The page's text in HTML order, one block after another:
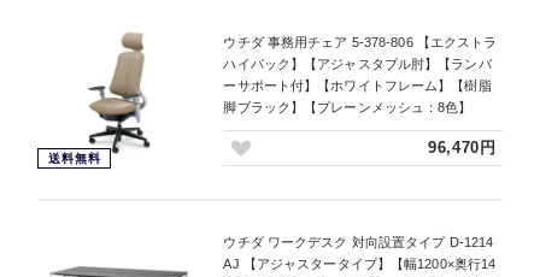
送料無料
ウチダ 事務用チェア 5-378-806 【エクストラ
ハイバック】【アジャスタブル肘】【ランバ
ーサポート付】【ホワイトフレーム】【樹脂
脚ブラック】【プレーンメッシュ：8色】
96,470円
ウチダ ワークデスク 対向設置タイプ D-1214
AJ 【アジャスタータイプ】【幅1200×奥行14